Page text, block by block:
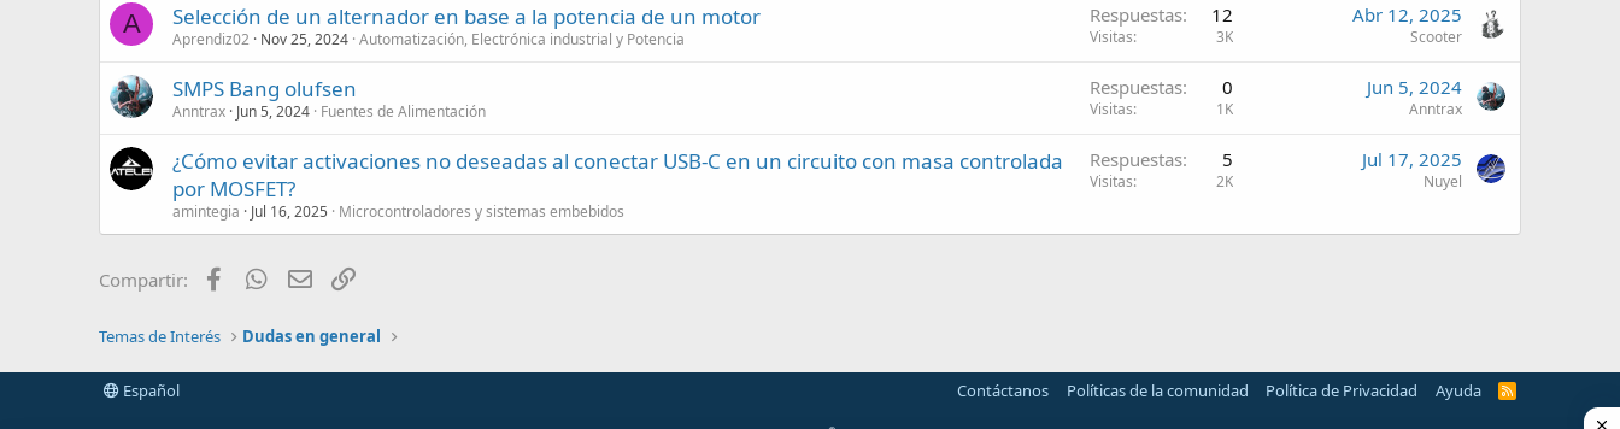
A Selección de un alternador en base a la potencia de un motor
Aprendiz02 Nov 25, 2024 Automatización, Electrónica industrial y Potencia
Respuestas 12
Visitas 3K
Abr 12, 2025
Scooter
SMPS Bang olufsen
Anntrax Jun 5, 2024 Fuentes de Alimentación
Respuestas 0
Visitas 1K
Jun 5, 2024
Anntrax
¿Cómo evitar activaciones no deseadas al conectar USB-C en un circuito con masa controlada
por MOSFET?
amintegia Jul 16, 2025 Microcontroladores y sistemas embebidos
Respuestas 5
Visitas 2K
Jul 17, 2025
Nuyel
Compartir: FacebookWhatsApp
Email
Temas de Interés Dudas en general
Español Contáctanos Políticas de la comunidad Política de Privacidad Ayuda
R